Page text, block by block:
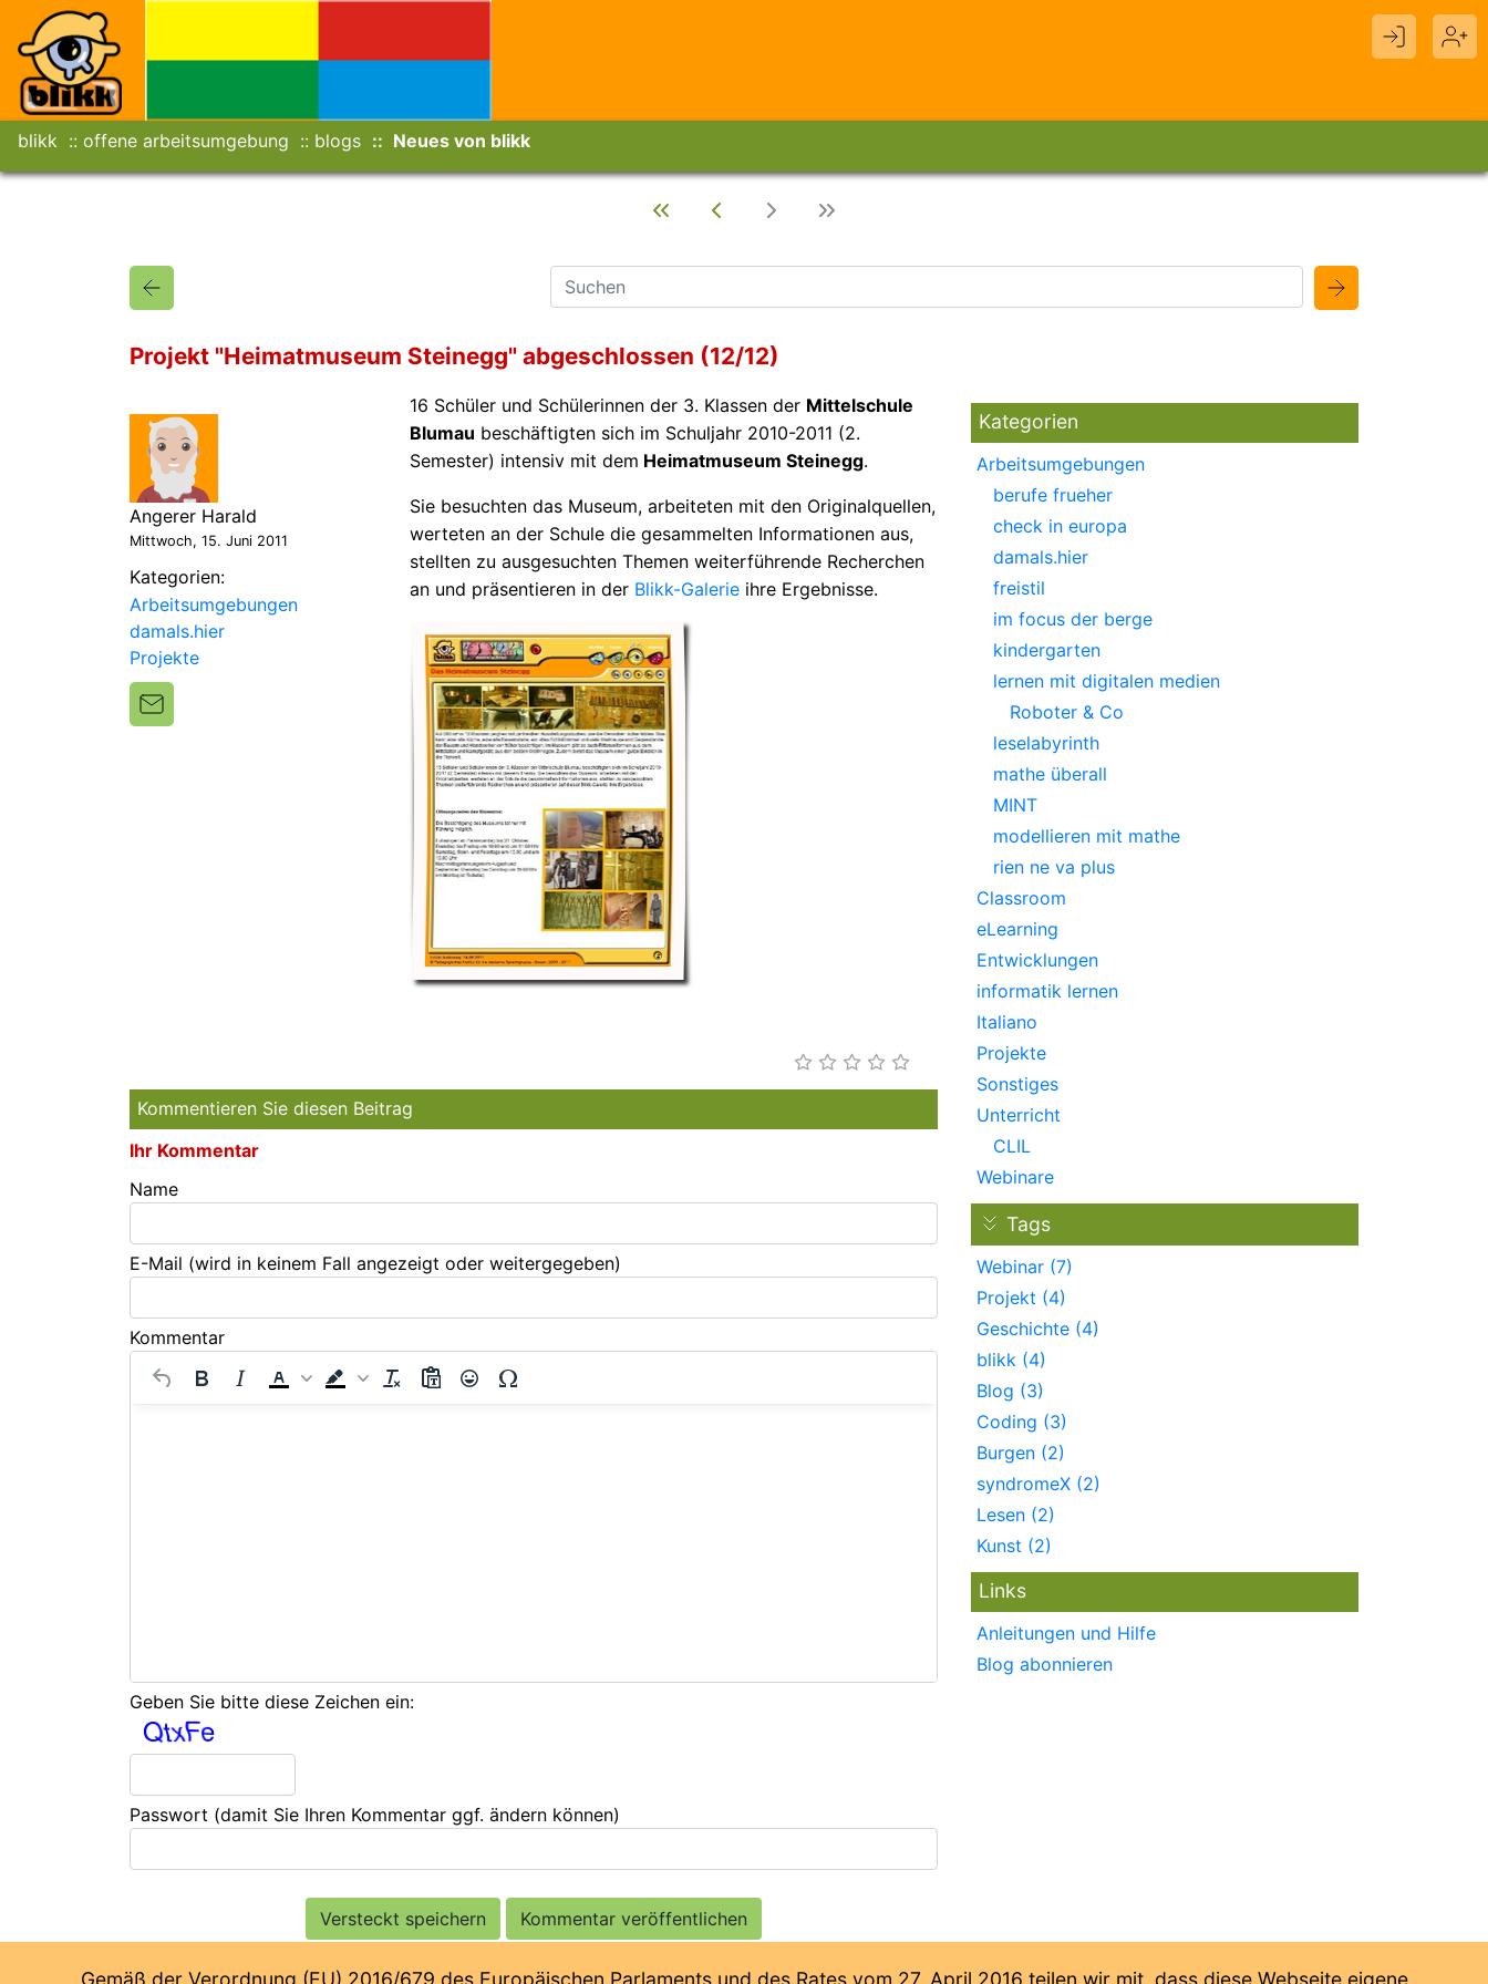
blikk offene arbeitsumgebung blogs Neues von blikk
Projekt "Heimatmuseum Steinegg" abgeschlossen (12/12)
16 Schüler und Schülerinnen der 3. Klassen der Mittelschule
Blumau beschäftigten sich im Schuljahr 2010-2011 (2.
Semester) intensiv mit dem Heimatmuseum Steinegg.
Sie besuchten das Museum, arbeiteten mit den Originalquellen,
werteten an der Schule die gesammelten Informationen aus,
stellten zu ausgesuchten Themen weiterführende Recherchen
an und präsentieren in der Blikk-Galerie ihre Ergebnisse.
Angerer Harald
Mittwoch, 15. Juni 2011
Kategorien:
Arbeitsumgebungen
damals.hier
Projekte
Kommentieren Sie diesen Beitrag
Ihr Kommentar
Name
E-Mail (wird in keinem Fall angezeigt oder weitergegeben)
Kommentar
Geben Sie bitte diese Zeichen ein:
Passwort (damit Sie Ihren Kommentar ggf. ändern können)
Kategorien
Arbeitsumgebungen
berufe frueher
check in europa
damals.hier
freistil
im focus der berge
kindergarten
lernen mit digitalen medien
Roboter & Co
leselabyrinth
mathe überall
MINT
modellieren mit mathe
rien ne va plus
Classroom
eLearning
Entwicklungen
informatik lernen
Italiano
Projekte
Sonstiges
Unterricht
CLIL
Webinare
Tags
Webinar (7)
Projekt (4)
Geschichte (4)
blikk (4)
Blog (3)
Coding (3)
Burgen (2)
syndromeX (2)
Lesen (2)
Kunst (2)
Links
Anleitungen und Hilfe
Blog abonnieren